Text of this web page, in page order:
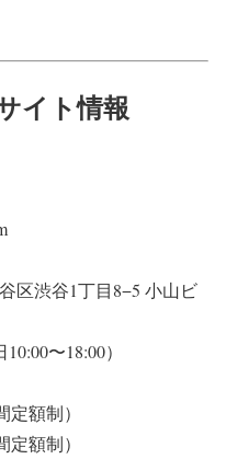
イト情報
区渋谷1丁目8−5 小山ビ
〜18:00）
定額制）
定額制）